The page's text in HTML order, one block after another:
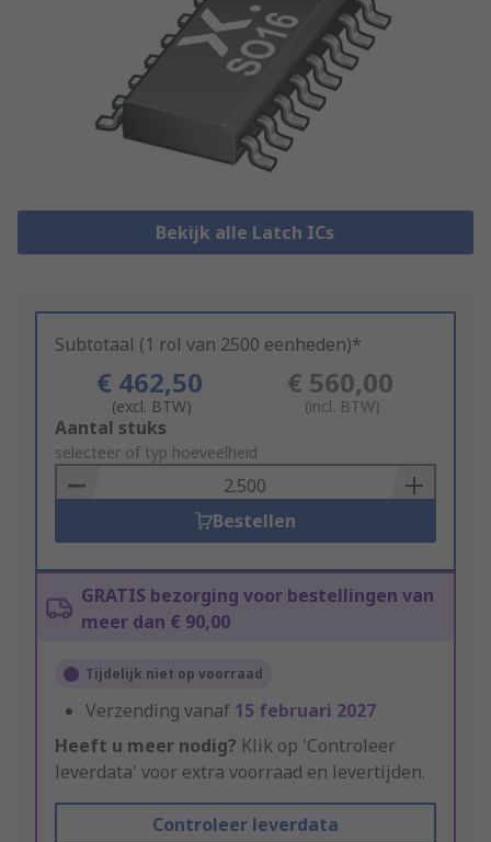
Bekijk alle Latch ICs
Subtotaal (1 rol van 2500 eenheden)*
€ 462,50
(excl. BTW)
€ 560,00
(incl. BTW)
Add
to
Basket
Aantal stuks
selecteer of typ hoeveelheid
Bestellen
GRATIS bezorging voor bestellingen van
meer dan € 90,00
Tijdelijk niet op voorraad
Verzending vanaf 15 februari 2027
Heeft u meer nodig? Klik op 'Controleer
leverdata' voor extra voorraad en levertijden.
Controleer leverdata